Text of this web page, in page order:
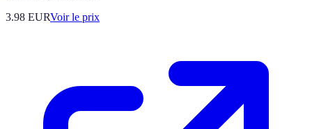
3.98 EURVoir le prix